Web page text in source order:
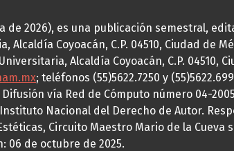
de 2026), es una publicación semestral,
Coyoacán, C.P. 04510, Ciudad de
Alcaldía Coyoacán, C.P. 04510,
; teléfonos (55)5622.7250 y
vía Red de Cómputo número 04-
Nacional del Derecho de Autor.
Circuito Maestro Mario de la Cueva
06 de octubre de 2025.